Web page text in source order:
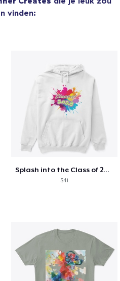
vinden:
Splash into the Class of 2028
$41